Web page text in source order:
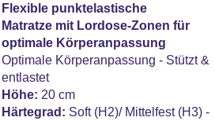
Flexible punktelastische
Matratze mit Lordose-Zonen für
optimale Körperanpassung
Optimale Körperanpassung - Stützt &
entlastet
Höhe: 20 cm
Härtegrad: Soft (H2)/ Mittelfest (H3) -